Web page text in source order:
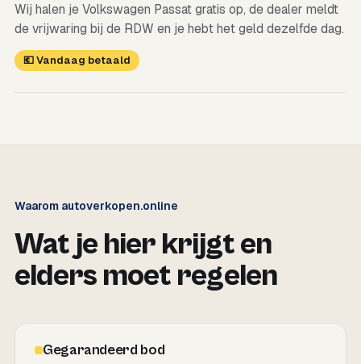
Wij halen je Volkswagen Passat gratis op, de dealer meldt
de vrijwaring bij de RDW en je hebt het geld dezelfde dag.
💶 Vandaag betaald
Waarom autoverkopen.online
Wat je hier krijgt en
elders moet regelen
Gegarandeerd bod